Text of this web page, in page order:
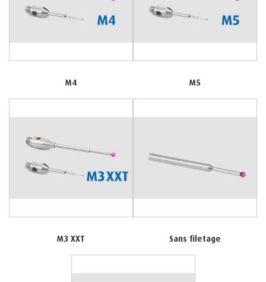
M4 M5
M3 XXT Sans filetage